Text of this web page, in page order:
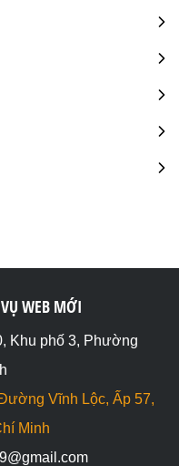
WEB MỚI
Khu phố 3, Phường
Vĩnh Lộc, Ấp 57,
Minh